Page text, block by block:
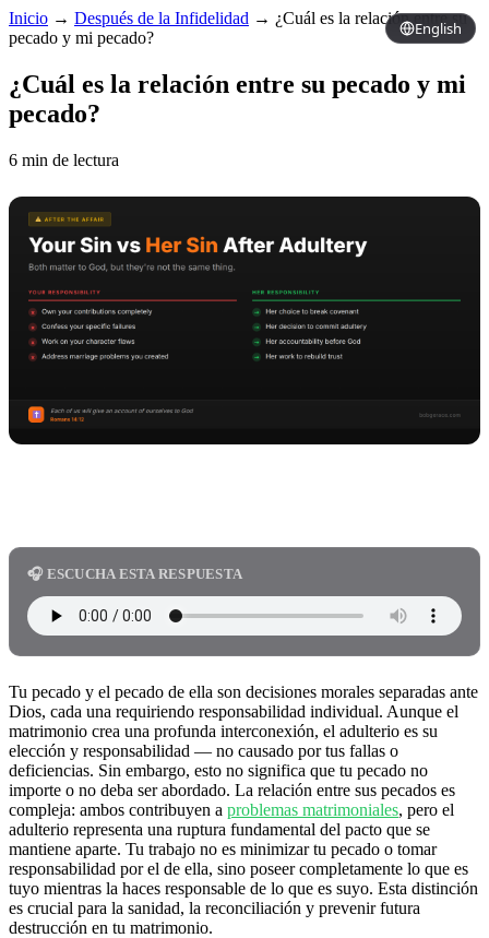
English
Inicio → Después de la Infidelidad → ¿Cuál es la relación entre su
pecado y mi pecado?
¿Cuál es la relación entre su pecado y mi
pecado?
6 min de lectura
🎧 ESCUCHA ESTA RESPUESTA
Tu pecado y el pecado de ella son decisiones morales separadas ante
Dios, cada una requiriendo responsabilidad individual. Aunque el
matrimonio crea una profunda interconexión, el adulterio es su
elección y responsabilidad — no causado por tus fallas o
deficiencias. Sin embargo, esto no significa que tu pecado no
importe o no deba ser abordado. La relación entre sus pecados es
compleja: ambos contribuyen a problemas matrimoniales, pero el
adulterio representa una ruptura fundamental del pacto que se
mantiene aparte. Tu trabajo no es minimizar tu pecado o tomar
responsabilidad por el de ella, sino poseer completamente lo que es
tuyo mientras la haces responsable de lo que es suyo. Esta distinción
es crucial para la sanidad, la reconciliación y prevenir futura
destrucción en tu matrimonio.